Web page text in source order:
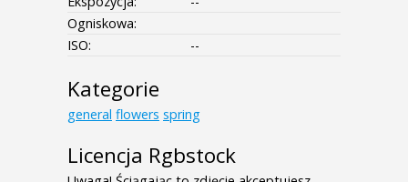
Ogniskowa:
ISO:
--
Kategorie
general flowers spring
Licencja Rgbstock